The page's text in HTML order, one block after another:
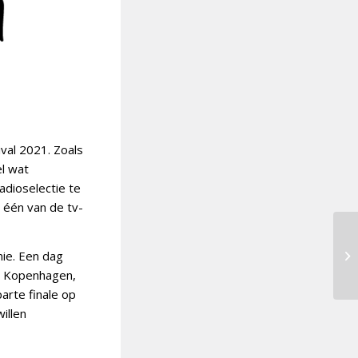
2021. Zoals
wat
te
van de tv-
Een dag
finale op